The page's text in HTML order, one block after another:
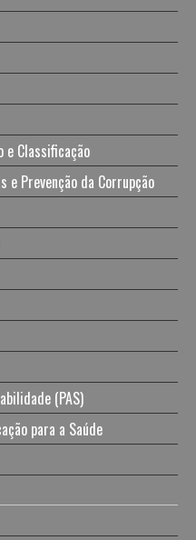
e Classificação
e Prevenção da Corrupção
(PAS)
para a Saúde